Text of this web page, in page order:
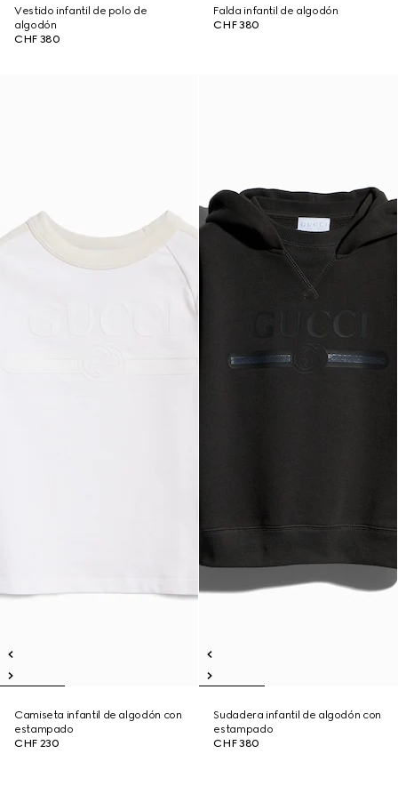
Vestido infantil de polo de
algodón
CHF 380
Falda infantil de algodón
CHF 380
Camiseta infantil de algodón con
estampado
CHF 230
Sudadera infantil de algodón con
estampado
CHF 380